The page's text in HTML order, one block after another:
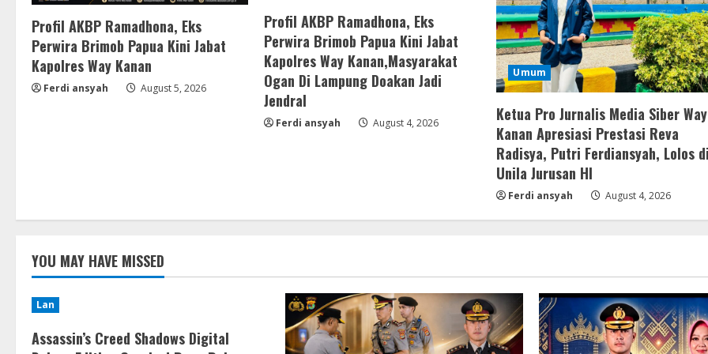
Profil AKBP Ramadhona, Eks
Perwira Brimob Papua Kini Jabat
Kapolres Way Kanan
Ferdi ansyah August 5, 2026
Profil AKBP Ramadhona, Eks
Perwira Brimob Papua Kini Jabat
Kapolres Way Kanan,Masyarakat
Ogan Di Lampung Doakan Jadi
Jendral
Ferdi ansyah August 4, 2026
Umum
Ketua Pro Jurnalis Media Siber Way
Kanan Apresiasi Prestasi Reva
Radisya, Putri Ferdiansyah, Lolos
Unila Jurusan HI
Ferdi ansyah August 4, 2026
YOU MAY HAVE MISSED
Lan
Assassin’s Creed Shadows Digital